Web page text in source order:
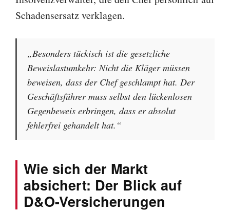
Schadensersatz verklagen.
„Besonders tückisch ist die gesetzliche
Beweislastumkehr: Nicht die Kläger müssen
beweisen, dass der Chef geschlampt hat. Der
Geschäftsführer muss selbst den lückenlosen
Gegenbeweis erbringen, dass er absolut
fehlerfrei gehandelt hat.“
Wie sich der Markt
absichert: Der Blick auf
D&O-Versicherungen